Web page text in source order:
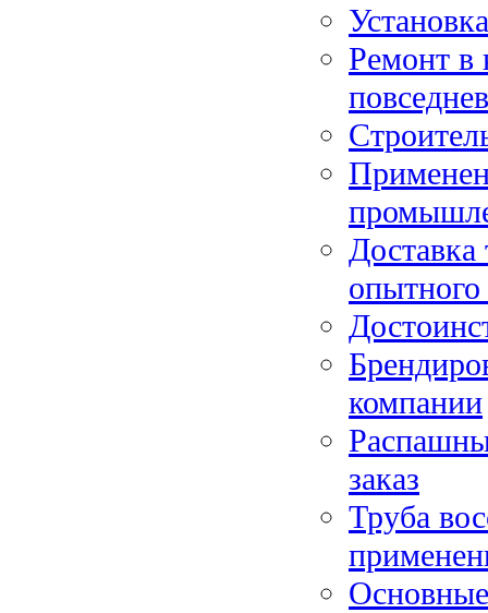
Ремонт в
компании
заказ
Труба